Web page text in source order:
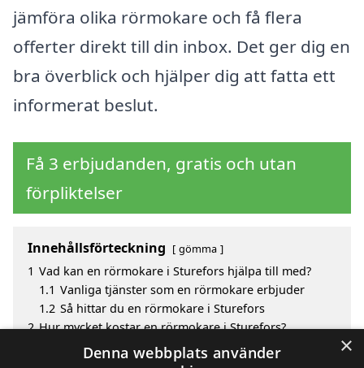
jämföra olika rörmokare och få flera
offerter direkt till din inbox. Det ger dig en
bra överblick och hjälper dig att fatta ett
informerat beslut.
Få 3 erbjudanden, gratis och utan
förpliktelser
Innehållsförteckning gömma
1 Vad kan en rörmokare i Sturefors hjälpa till med?
1.1 Vanliga tjänster som en rörmokare erbjuder
1.2 Så hittar du en rörmokare i Sturefors
2 Hur mycket kostar en rörmokare i Sturefors?
Fördelar med att välja rörmokare i Sturefors
Sök efter en skicklig rörmokare i de omgivande
×
Denna webbplats använder